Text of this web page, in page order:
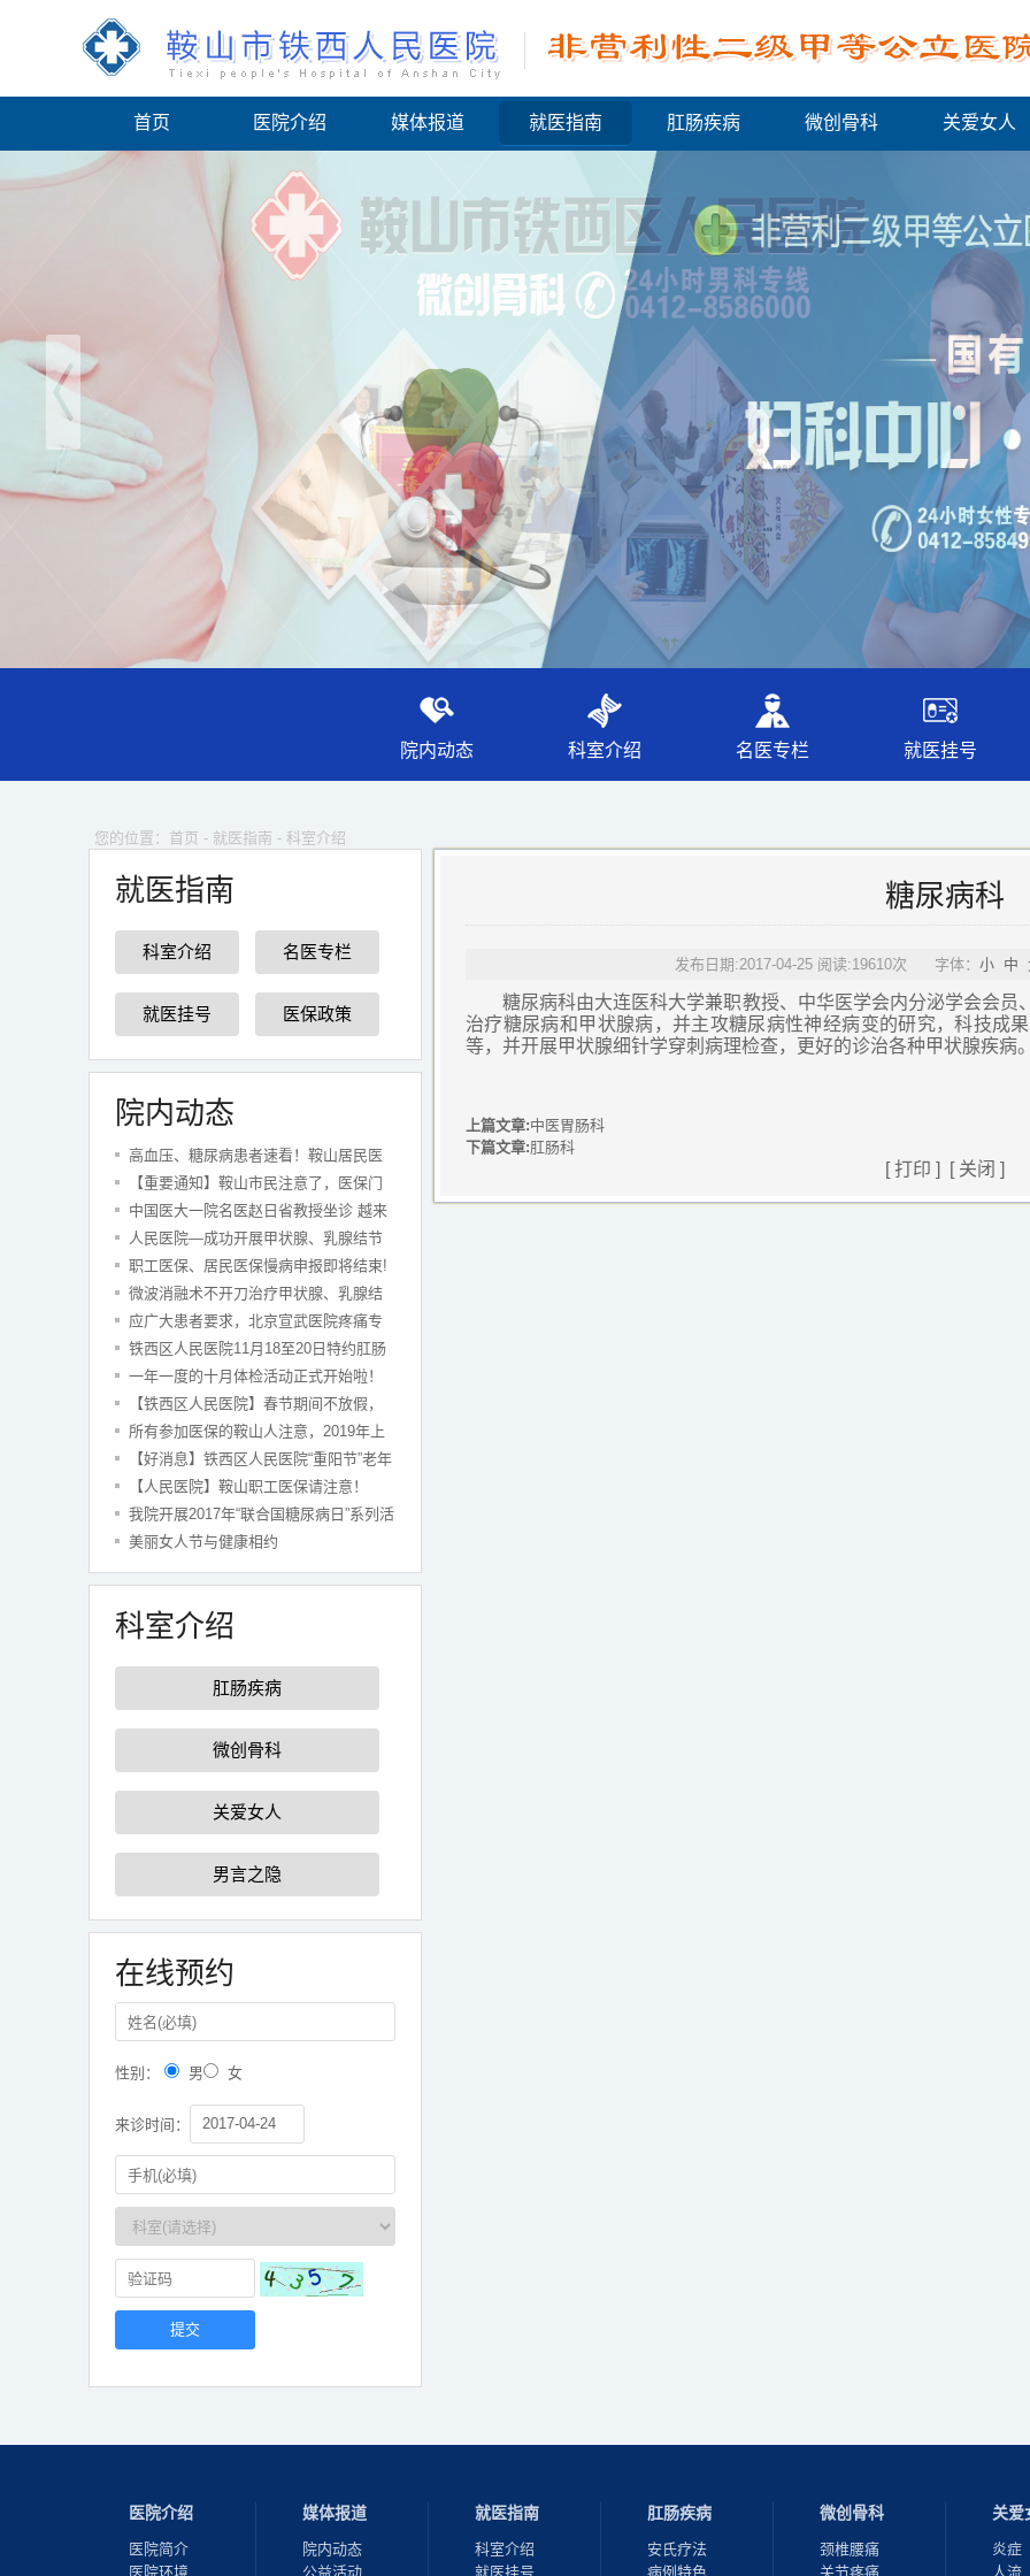
首页 医院介绍 媒体报道 就医指南 肛肠疾病 微创骨科 关爱女人
院内动态 科室介绍 名医专栏 就医挂号
您的位置： 首页 - 就医指南 - 科室介绍
糖尿病科
发布日期:2017-04-25 阅读:19610次 字体： 小 中
糖尿病科由大连医科大学兼职教授、中华医学会内分泌学会会
治疗糖尿病和甲状腺病，并主攻糖尿病性神经病变的研究，科技成
等，并开展甲状腺细针学穿刺病理检查，更好的诊治各种甲状腺疾病
上篇文章:中医胃肠科
下篇文章:肛肠科
[打印 ] [ 关闭 ]
就医指南
科室介绍 名医专栏
就医挂号 医保政策
院内动态
高血压、糖尿病患者速看！鞍山居民医
保“两病”报销政策详解
【重要通知】鞍山市民注意了，医保门
诊慢病申报火热进行中
中国医大一院名医赵日省教授坐诊 越来
越多的胆结石患者选择保胆取石！
人民医院—成功开展甲状腺、乳腺结节
微创消融术不开刀、痛苦小。
职工医保、居民医保慢病申报即将结束!
微波消融术不开刀治疗甲状腺、乳腺结
节”显神奇！
应广大患者要求，北京宣武医院疼痛专
家赖光辉教授再次亲临人民医院。
铁西区人民医院11月18至20日特约肛肠
专家杨里颖教授到院会诊！
一年一度的十月体检活动正式开始啦！
仅需10.1元,预约从速
【铁西区人民医院】春节期间不放假，
平安永相伴！
所有参加医保的鞍山人注意，2019年上
半年医疗保险慢性病 体检认证工作开始
了！
【好消息】铁西区人民医院“重阳节”老年
专享体检套餐来了！
【人民医院】鞍山职工医保请注意！
2019年职工医保慢性病申请，你准备好了
吗？
我院开展2017年“联合国糖尿病日”系列活
动美丽女人节与健康相约
科室介绍
肛肠疾病
微创骨科
关爱女人
男言之隐
在线预约
性别： 男 女
来诊时间：
医院介绍
医院简介
医院环境
媒体报道
院内动态
公益活动
就医指南
科室介绍
就医挂号
肛肠疾病
安氏疗法
病例特色
微创骨科
颈椎腰痛
关节疼痛
关爱
炎症
人流